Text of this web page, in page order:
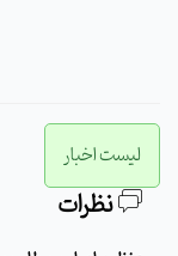
لیست اخبار
نظرات